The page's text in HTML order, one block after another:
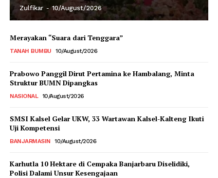
Zulfikar - 10/August/2026
Merayakan “Suara dari Tenggara”
TANAH BUMBU 10/August/2026
Prabowo Panggil Dirut Pertamina ke Hambalang, Minta
Struktur BUMN Dipangkas
NASIONAL 10/August/2026
SMSI Kalsel Gelar UKW, 33 Wartawan Kalsel-Kalteng Ikuti
Uji Kompetensi
BANJARMASIN 10/August/2026
Karhutla 10 Hektare di Cempaka Banjarbaru Diselidiki,
Polisi Dalami Unsur Kesengajaan